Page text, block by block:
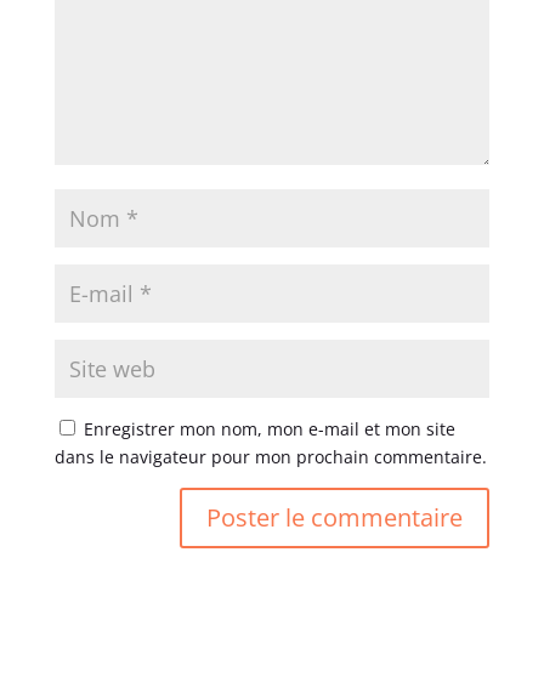
Enregistrer mon nom, mon e-mail et mon site
dans le navigateur pour mon prochain commentaire.